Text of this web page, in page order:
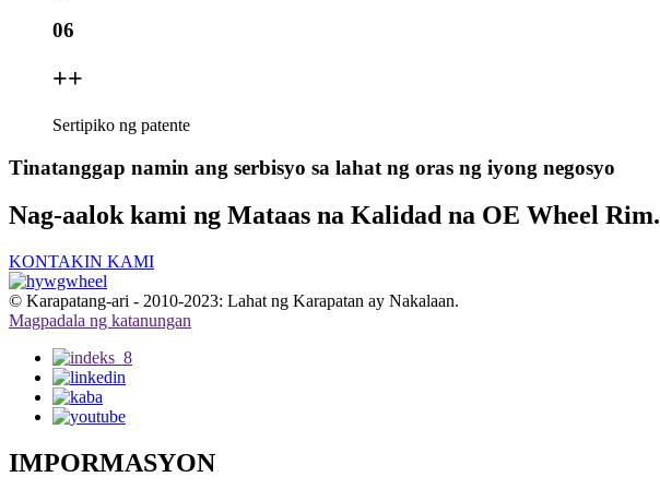
06
++
Sertipiko ng patente
Tinatanggap namin ang serbisyo sa lahat ng oras ng iyong negosyo
Nag-aalok kami ng Mataas na Kalidad na OE Wheel Rim.
KONTAKIN KAMI
© Karapatang-ari - 2010-2023: Lahat ng Karapatan ay Nakalaan.
Magpadala ng katanungan
IMPORMASYON